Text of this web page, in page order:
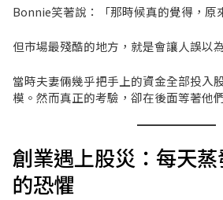
Bonnie笑著說：「那時候真的覺得，原
但市場最殘酷的地方，就是會讓人誤以
當時夫妻倆幾乎把手上的資金全部投入
模。然而真正的考驗，卻在後面等著他
創業遇上股災：每天
的恐懼